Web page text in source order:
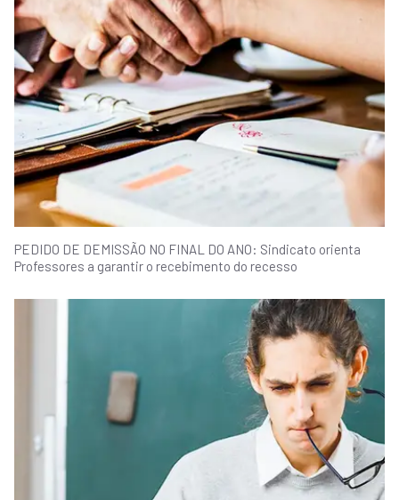
PEDIDO DE DEMISSÃO NO FINAL DO ANO: Sindicato orienta
Professores a garantir o recebimento do recesso